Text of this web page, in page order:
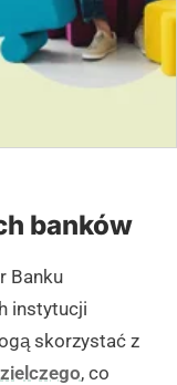
banków
Banku
instytucji
skorzystać z
, co